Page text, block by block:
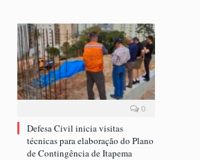
0
Defesa Civil inicia visitas
técnicas para elaboração do Plano
de Contingência de Itapema